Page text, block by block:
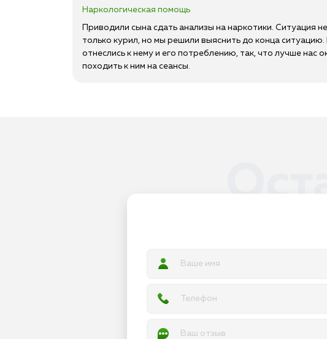
Наркологическая помощь
Приводили сына сдать анализы на наркотики. Ситуация
только курил, но мы решили выяснить до конца
отнеслись к нему и его потреблению, так, что лучше нас
походить к ним на сеансы.